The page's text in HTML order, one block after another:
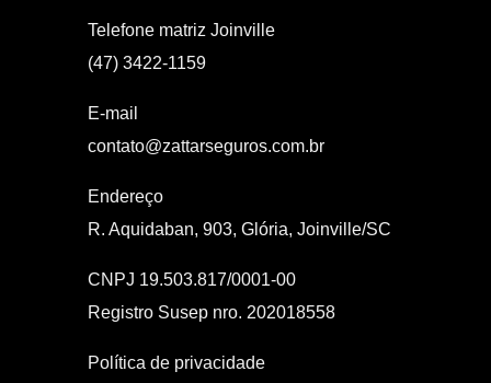
Telefone matriz Joinville
(47) 3422-1159
E-mail
contato@zattarseguros.com.br
Endereço
R. Aquidaban, 903, Glória, Joinville/SC
CNPJ 19.503.817/0001-00
Registro Susep nro. 202018558
Política de privacidade